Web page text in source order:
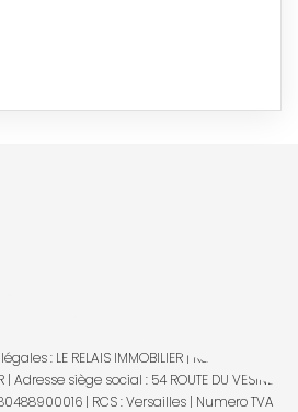
: LE RELAIS IMMOBILIER | Raison
| Adresse siège social : 54 ROUTE DU VESINET
| RCS : Versailles | Numero TVA